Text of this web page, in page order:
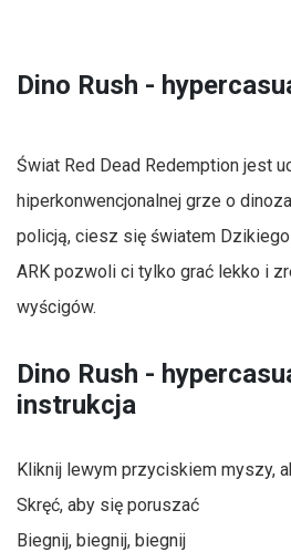
Dino Rush -
Świat Red Dead Redemption jest
hiperkonwencjonalnej grze o
policją, ciesz się światem Dzikiego
ARK pozwoli ci tylko grać lekko i
wyścigów.
Dino Rush -
instrukcja
Kliknij lewym przyciskiem myszy,
Skręć, aby się poruszać
Biegnij, biegnij, biegnij